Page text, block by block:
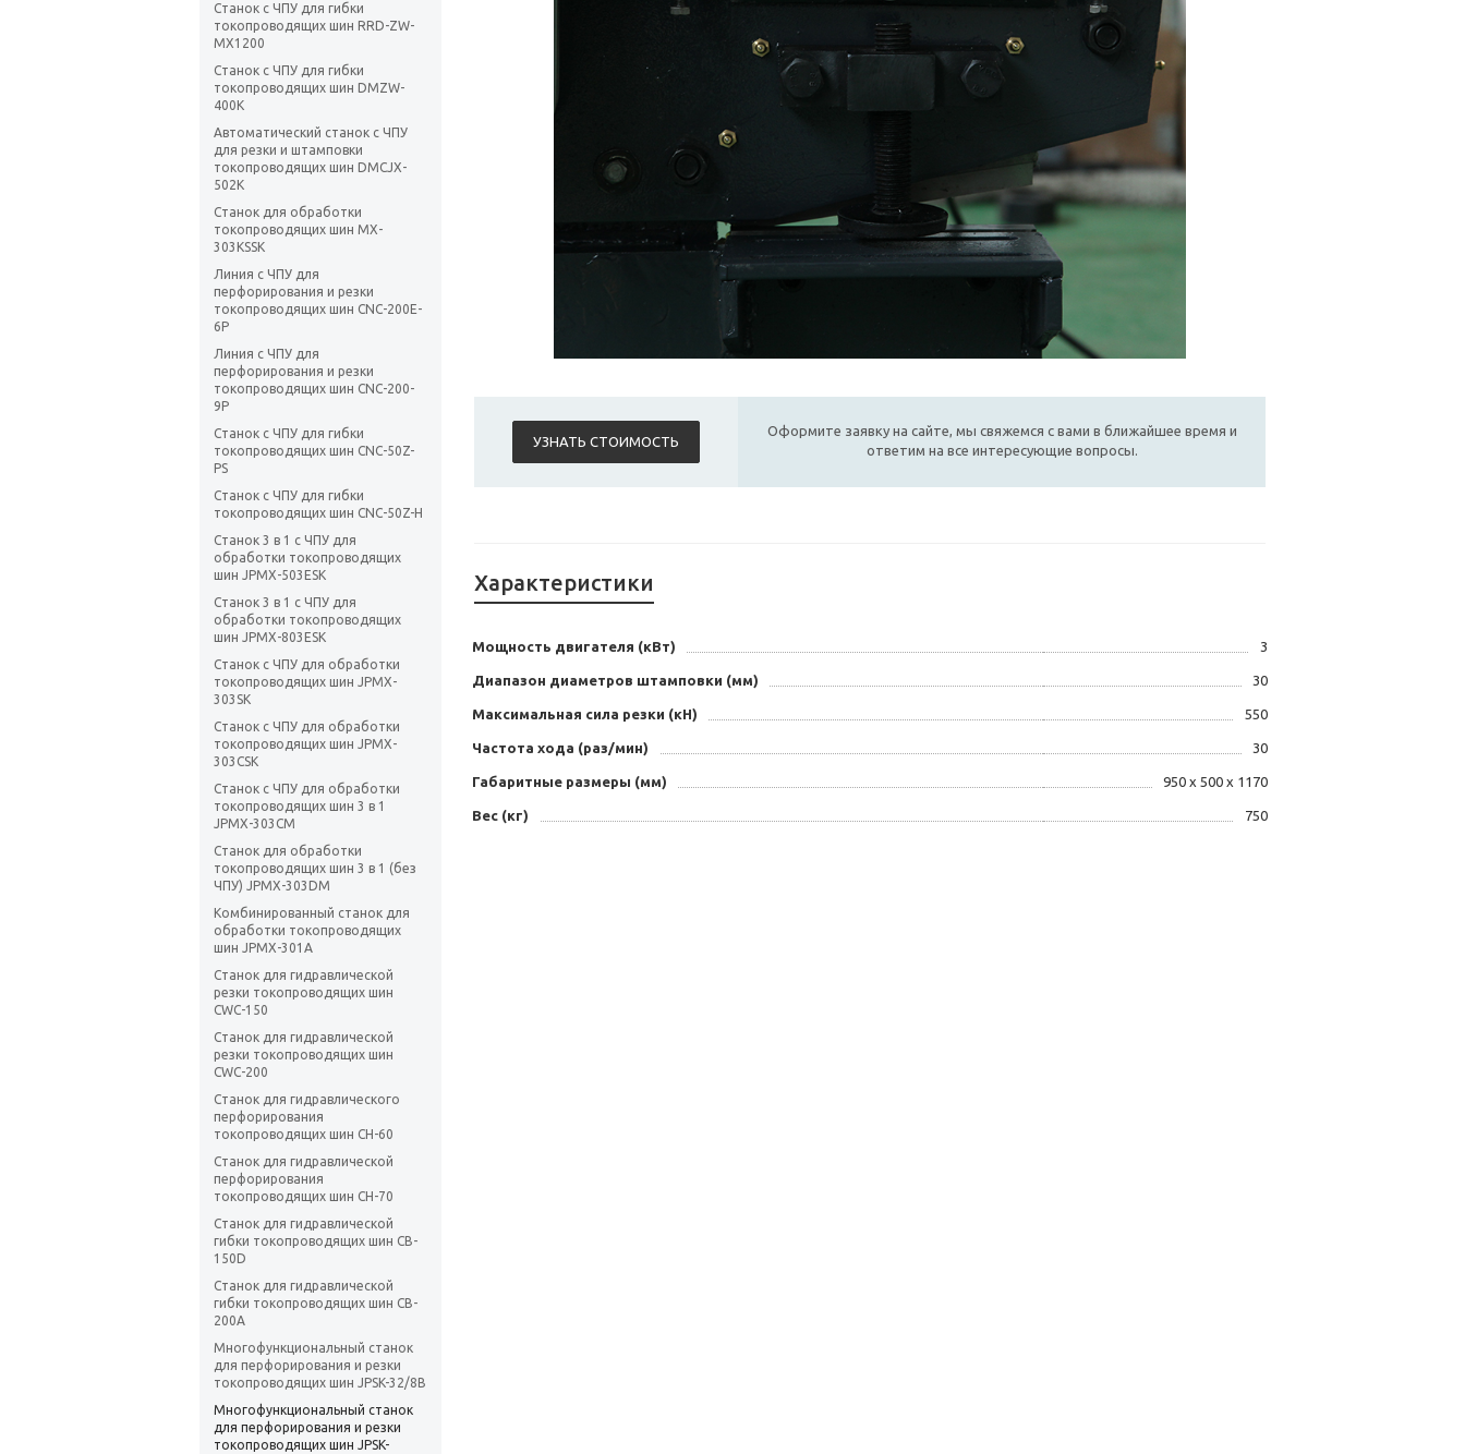
Станок с ЧПУ для гибки
токопроводящих шин RRD-ZW-
MX1200
Станок с ЧПУ для гибки
токопроводящих шин DMZW-
400K
Автоматический станок с ЧПУ
для резки и штамповки
токопроводящих шин DMCJX-
502K
Станок для обработки
токопроводящих шин MX-
303KSSK
Линия с ЧПУ для
перфорирования и резки
токопроводящих шин CNC-200E-
6P
Линия с ЧПУ для
перфорирования и резки
токопроводящих шин CNC-200-
9P
Станок с ЧПУ для гибки
токопроводящих шин CNC-50Z-
PS
Станок с ЧПУ для гибки
токопроводящих шин CNC-50Z-H
Станок 3 в 1 с ЧПУ для
обработки токопроводящих
шин JPMX-503ESK
Станок 3 в 1 с ЧПУ для
обработки токопроводящих
шин JPMX-803ESK
Станок с ЧПУ для обработки
токопроводящих шин JPMX-
303SK
Станок с ЧПУ для обработки
токопроводящих шин JPMX-
303CSK
Станок с ЧПУ для обработки
токопроводящих шин 3 в 1
JPMX-303CM
Станок для обработки
токопроводящих шин 3 в 1 (без
ЧПУ) JPMX-303DM
Комбинированный станок для
обработки токопроводящих
шин JPMX-301A
Станок для гидравлической
резки токопроводящих шин
CWC-150
Станок для гидравлической
резки токопроводящих шин
CWC-200
Станок для гидравлического
перфорирования
токопроводящих шин CH-60
Станок для гидравлической
перфорирования
токопроводящих шин CH-70
Станок для гидравлической
гибки токопроводящих шин CB-
150D
Станок для гидравлической
гибки токопроводящих шин CB-
200A
Многофункциональный станок
для перфорирования и резки
токопроводящих шин JPSK-32/8B
Многофункциональный станок
для перфорирования и резки
токопроводящих шин JPSK-
УЗНАТЬ СТОИМОСТЬ
Оформите заявку на сайте, мы свяжемся с вами в ближайшее время и
ответим на все интересующие вопросы.
Характеристики
Мощность двигателя (кВт) 3
Диапазон диаметров штамповки (мм) 30
Максимальная сила резки (кН) 550
Частота хода (раз/мин) 30
Габаритные размеры (мм) 950 х 500 х 1170
Вес (кг) 750